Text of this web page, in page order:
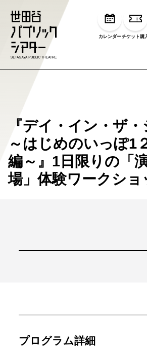
カレンダーチケット購
『デイ・イン・ザ
～はじめのいっぽ1
編～』1日限りの「
場」体験ワークショ
プログラム詳細